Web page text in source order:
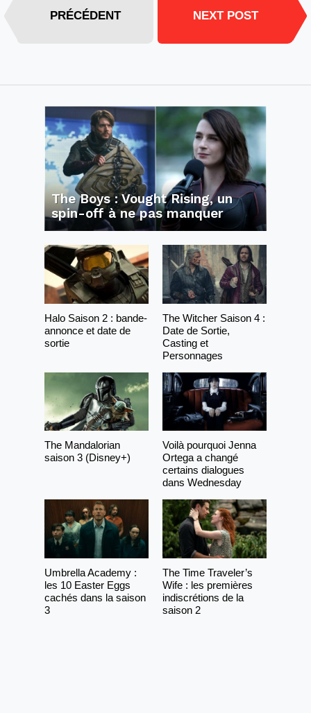
PRÉCÉDENT NEXT POST
The Boys : Vought Rising, un
spin-off à ne pas manquer
Halo Saison 2 : bande-
annonce et date de
sortie
The Witcher Saison 4 :
Date de Sortie,
Casting et
Personnages
The Mandalorian
saison 3 (Disney+)
Voilà pourquoi Jenna
Ortega a changé
certains dialogues
dans Wednesday
Umbrella Academy :
les 10 Easter Eggs
cachés dans la saison
3
The Time Traveler’s
Wife : les premières
indiscrétions de la
saison 2